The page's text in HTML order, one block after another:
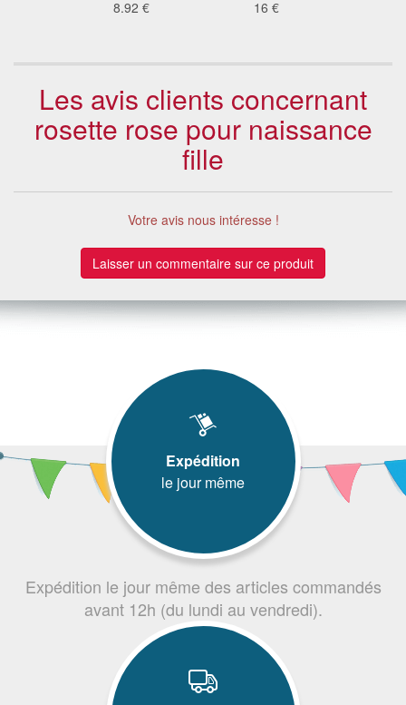
8.92 € 16 €
Les avis clients concernant
rosette rose pour naissance
fille
Votre avis nous intéresse !
Laisser un commentaire sur ce produit
Expédition
le jour même
Expédition le jour même des articles commandés
avant 12h (du lundi au vendredi).